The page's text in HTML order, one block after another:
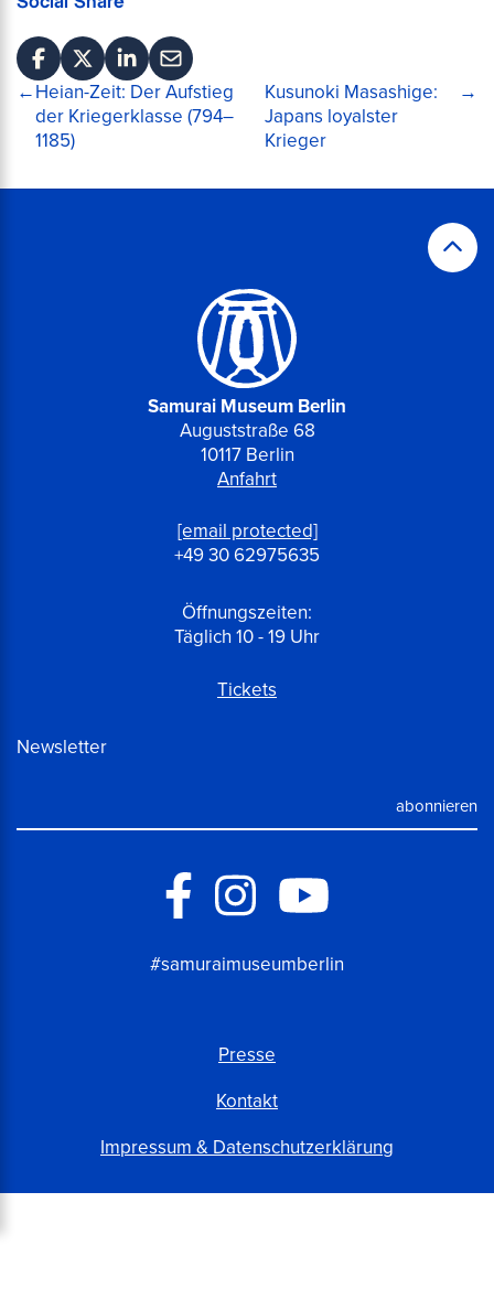
Beitragsnavigation
←Heian-Zeit: Der Aufstieg
der Kriegerklasse (794–
1185)
→
Kusunoki Masashige:
Japans loyalster
Krieger
Samurai Museum Berlin
Auguststraße 68
10117 Berlin
Anfahrt
[email protected]
+49 30 62975635
Öffnungszeiten:
Täglich 10 - 19 Uhr
Tickets
Newsletter
#samuraimuseumberlin
Presse
Kontakt
Impressum & Datenschutzerklärung